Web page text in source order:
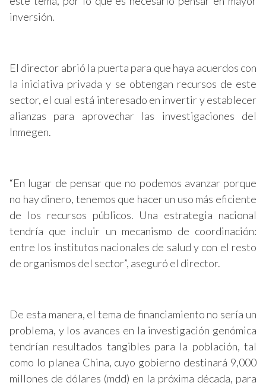
inversión.
El director abrió la puerta para que haya acuerdos con
la iniciativa privada y se obtengan recursos de este
sector, el cual está interesado en invertir y establecer
alianzas para aprovechar las investigaciones del
Inmegen.
“En lugar de pensar que no podemos avanzar porque
no hay dinero, tenemos que hacer un uso más eficiente
de los recursos públicos. Una estrategia nacional
tendría que incluir un mecanismo de coordinación:
entre los institutos nacionales de salud y con el resto
de organismos del sector”, aseguró el director.
De esta manera, el tema de financiamiento no sería un
problema, y los avances en la investigación genómica
tendrían resultados tangibles para la población, tal
como lo planea China, cuyo gobierno destinará 9,000
millones de dólares (mdd) en la próxima década, para